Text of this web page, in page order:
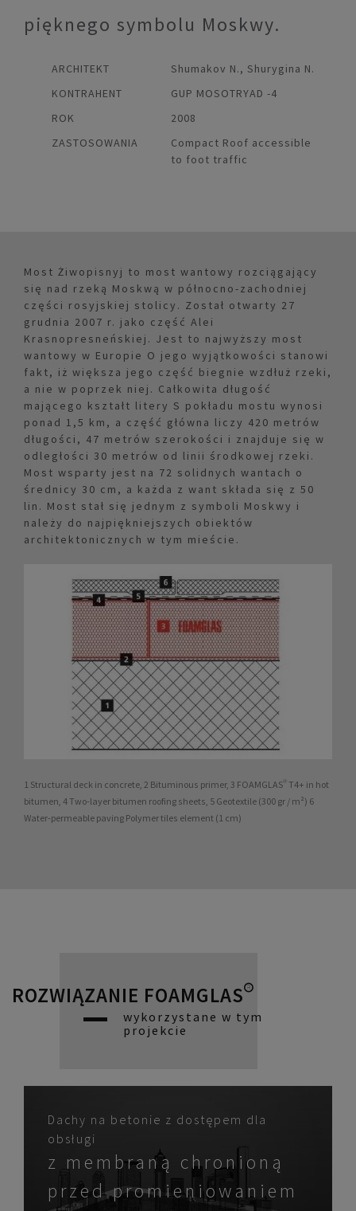
pięknego symbolu Moskwy.
ARCHITEKT
Shumakov N., Shurygina N.
KONTRAHENT
GUP MOSOTRYAD -4
ROK
2008
ZASTOSOWANIA
Compact Roof accessible
to foot traffic
Most Żiwopisnyj to most wantowy rozciągający
się nad rzeką Moskwą w północno-zachodniej
części rosyjskiej stolicy. Został otwarty 27
grudnia 2007 r. jako część Alei
Krasnopresneńskiej. Jest to najwyższy most
wantowy w Europie O jego wyjątkowości stanowi
fakt, iż większa jego część biegnie wzdłuż rzeki,
a nie w poprzek niej. Całkowita długość
mającego kształt litery S pokładu mostu wynosi
ponad 1,5 km, a część główna liczy 420 metrów
długości, 47 metrów szerokości i znajduje się w
odległości 30 metrów od linii środkowej rzeki.
Most wsparty jest na 72 solidnych wantach o
średnicy 30 cm, a każda z want składa się z 50
lin. Most stał się jednym z symboli Moskwy i
należy do najpiękniejszych obiektów
architektonicznych w tym mieście.
1 Structural deck in concrete, 2 Bituminous primer, 3 FOAMGLAS® T4+ in hot
bitumen, 4 Two-layer bitumen roofing sheets, 5 Geotextile (300 gr / m²) 6
Water-permeable paving Polymer tiles element (1 cm)
ROZWIĄZANIE FOAMGLAS®
wykorzystane w tym
projekcie
Dachy na betonie z dostępem dla
obsługi
z membraną chronioną
przed promieniowaniem